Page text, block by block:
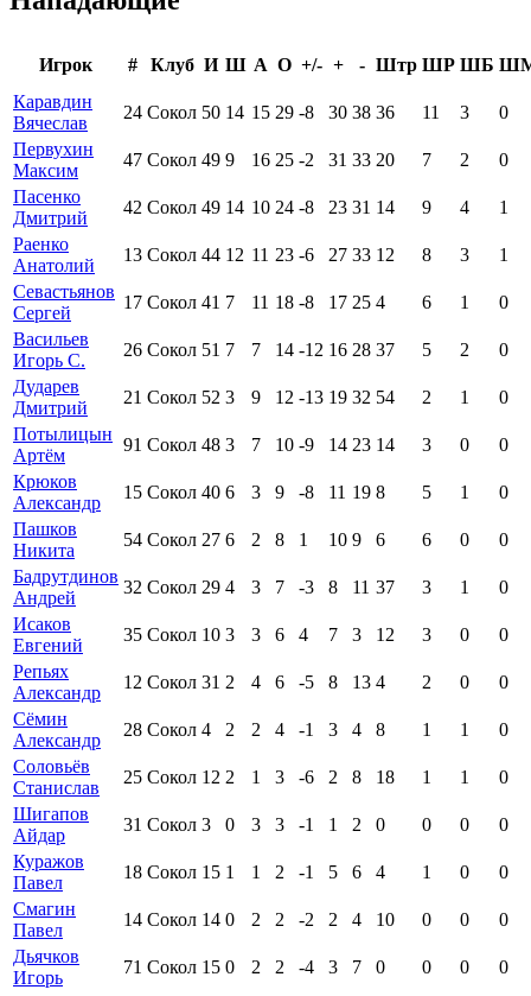
Игрок # Клуб И Ш А О +/- + - Штр ШР ШБ
Каравдин
Вячеслав
24 Сокол 50 14 15 29 -8 30 38 36 11 3
0
Первухин
Максим
47 Сокол 49 9 16 25 -2 31 33 20 7 2
0
Пасенко
Дмитрий
42 Сокол 49 14 10 24 -8 23 31 14 9 4
1
Раенко
Анатолий
13 Сокол 44 12 11 23 -6 27 33 12 8 3
1
Севастьянов
Сергей
17 Сокол 41 7 11 18 -8 17 25 4 6 1
0
Васильев
Игорь С.
26 Сокол 51 7 7 14 -12 16 28 37 5 2
0
Дударев
Дмитрий
21 Сокол 52 3 9 12 -13 19 32 54 2 1
0
Потылицын
Артём
91 Сокол 48 3 7 10 -9 14 23 14 3 0
0
Крюков
Александр
15 Сокол 40 6 3 9 -8 11 19 8 5 1
0
Пашков
Никита
54 Сокол 27 6 2 8 1 10 9 6 6 0
0
Бадрутдинов
Андрей
32 Сокол 29 4 3 7 -3 8 11 37 3 1
0
Исаков
Евгений
35 Сокол 10 3 3 6 4 7 3 12 3 0
0
Репьях
Александр
12 Сокол 31 2 4 6 -5 8 13 4 2 0
0
Сёмин
Александр
28 Сокол 4 2 2 4 -1 3 4 8 1 1
0
Соловьёв
Станислав
25 Сокол 12 2 1 3 -6 2 8 18 1 1
0
Шигапов
Айдар
31 Сокол 3 0 3 3 -1 1 2 0 0 0
0
Куражов
Павел
18 Сокол 15 1 1 2 -1 5 6 4 1 0
0
Смагин
Павел
14 Сокол 14 0 2 2 -2 2 4 10 0 0
0
Дьячков
Игорь
71 Сокол 15 0 2 2 -4 3 7 0 0 0
0